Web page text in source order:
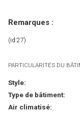
Remarques :
(id:27)
PARTICULARITÉS DU
Style:
Type de bâtiment:
Air climatisé: